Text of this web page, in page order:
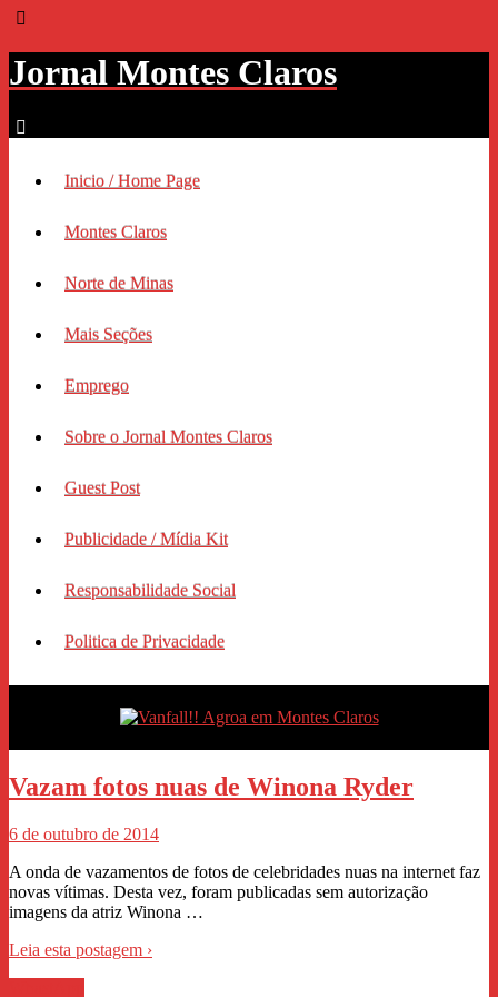
Jornal Montes Claros
Inicio / Home Page
Montes Claros
Norte de Minas
Mais Seções
Emprego
Sobre o Jornal Montes Claros
Guest Post
Publicidade / Mídia Kit
Responsabilidade Social
Politica de Privacidade
Vazam fotos nuas de Winona Ryder
6 de outubro de 2014
A onda de vazamentos de fotos de celebridades nuas na internet faz
novas vítimas. Desta vez, foram publicadas sem autorização
imagens da atriz Winona …
Leia esta postagem ›